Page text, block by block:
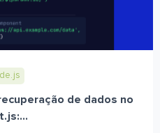
de dados no